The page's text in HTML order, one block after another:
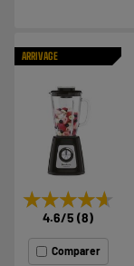
ARRIVAGE
★★★★★
★★★★★
4.6/5 (8)
Comparer